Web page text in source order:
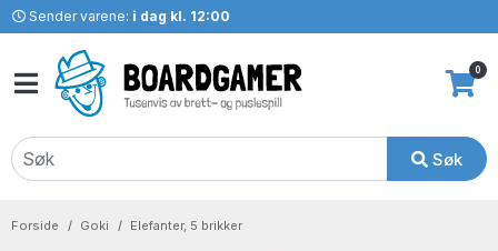
Sender varene: i dag kl. 12:00
Søk
0
Forside Goki Elefanter, 5 brikker